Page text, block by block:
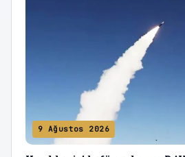
9 Ağustos 2026